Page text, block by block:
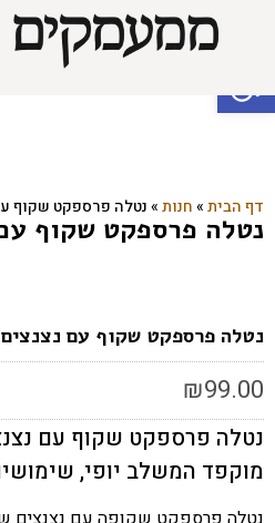
פתח סרגל נגישות
דף הבית»חנות»נטלה פרספקט שקוף
נטלה פרספקט שקוף
נטלה פרספקט שקוף עם
₪99.00
נטלה פרספקט שקוף עם
מוקפד המשלב יופי,